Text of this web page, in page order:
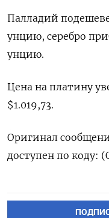
Палладий
унцию, серебро
унцию.
Цена на платину
$1.019,73.
Оригинал
доступен по коду: